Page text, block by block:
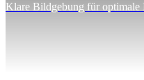
Klare Bildgebung für optimale